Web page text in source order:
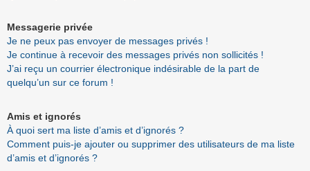
Messagerie privée
Je ne peux pas envoyer de messages privés !
Je continue à recevoir des messages privés non sollicités !
J’ai reçu un courrier électronique indésirable de la part de
quelqu’un sur ce forum !
Amis et ignorés
À quoi sert ma liste d’amis et d’ignorés ?
Comment puis-je ajouter ou supprimer des utilisateurs de ma liste
d’amis et d’ignorés ?